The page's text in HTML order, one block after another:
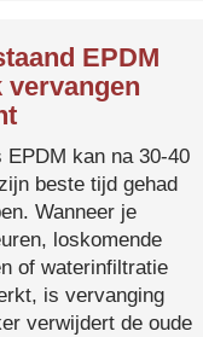
EPDM
vervangen
EPDM kan na 30-40
beste tijd gehad
Wanneer je
loskomende
of waterinfiltratie
is vervanging
verwijdert de oude